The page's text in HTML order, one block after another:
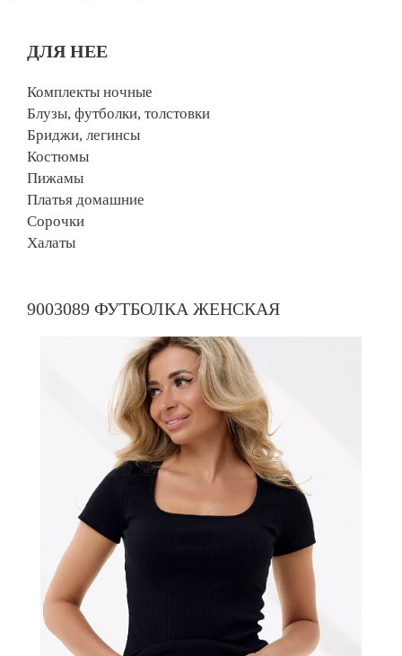
ДЛЯ НЕЕ
Комплекты ночные
Блузы, футболки, толстовки
Бриджи, легинсы
Костюмы
Пижамы
Платья домашние
Сорочки
Халаты
9003089 ФУТБОЛКА ЖЕНСКАЯ